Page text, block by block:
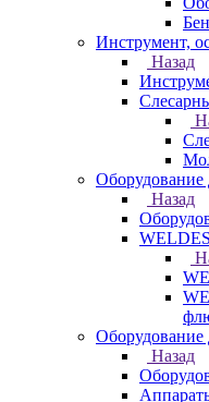
Инструмент,
Назад
Оборудование
Назад
Оборудование
Назад